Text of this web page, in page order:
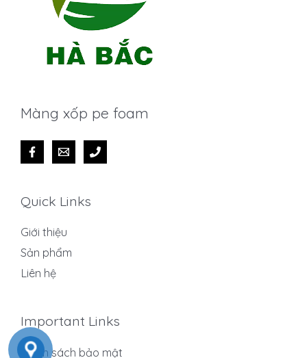
Màng xốp pe foam
Quick Links
Giới thiệu
Sản phẩm
Liên hệ
Important Links
Chính sách bảo mật